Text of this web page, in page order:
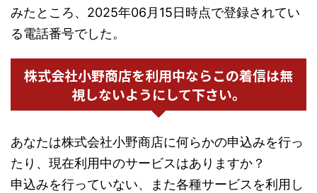
みたところ、2025年06月15日時点で登録されてい
る電話番号でした。
株式会社小野商店を利用中ならこの着信は無
視しないようにして下さい。
あなたは株式会社小野商店に何らかの申込みを行っ
たり、現在利用中のサービスはありますか？
申込みを行っていない、また各種サービスを利用し